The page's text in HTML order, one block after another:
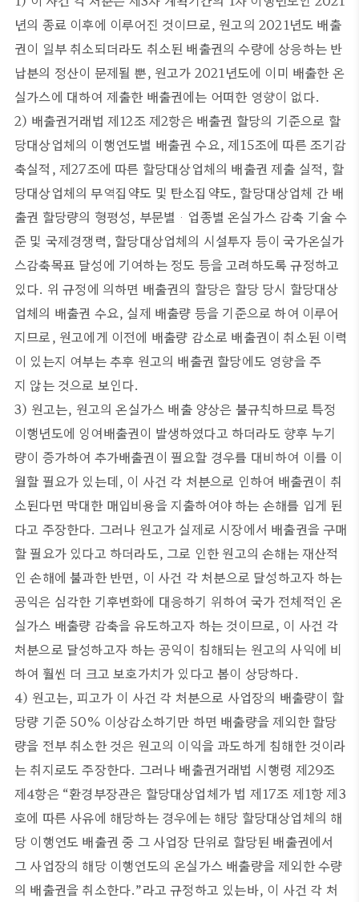
년의 종료 이후에 이루어진 것이므로, 원고의 2021년도 배출
권이 일부 취소되더라도 취소된 배출권의 수량에 상응하는 반
납분의 정산이 문제될 뿐, 원고가 2021년도에 이미 배출한 온
실가스에 대하여 제출한 배출권에는 어떠한 영향이 없다.
2) 배출권거래법 제12조 제2항은 배출권 할당의 기준으로 할
당대상업체의 이행연도별 배출권 수요, 제15조에 따른 조기감
축실적, 제27조에 따른 할당대상업체의 배출권 제출 실적, 할
당대상업체의 무역집약도 및 탄소집약도, 할당대상업체 간 배
출권 할당량의 형평성, 부문별ㆍ업종별 온실가스 감축 기술 수
준 및 국제경쟁력, 할당대상업체의 시설투자 등이 국가온실가
스감축목표 달성에 기여하는 정도 등을 고려하도록 규정하고
있다. 위 규정에 의하면 배출권의 할당은 할당 당시 할당대상
업체의 배출권 수요, 실제 배출량 등을 기준으로 하여 이루어
지므로, 원고에게 이전에 배출량 감소로 배출권이 취소된 이력
이 있는지 여부는 추후 원고의 배출권 할당에도 영향을 주
지 않는 것으로 보인다.
3) 원고는, 원고의 온실가스 배출 양상은 불규칙하므로 특정
이행년도에 잉여배출권이 발생하였다고 하더라도 향후 누기
량이 증가하여 추가배출권이 필요할 경우를 대비하여 이를 이
월할 필요가 있는데, 이 사건 각 처분으로 인하여 배출권이 취
소된다면 막대한 매입비용을 지출하여야 하는 손해를 입게 된
다고 주장한다. 그러나 원고가 실제로 시장에서 배출권을 구매
할 필요가 있다고 하더라도, 그로 인한 원고의 손해는 재산적
인 손해에 불과한 반면, 이 사건 각 처분으로 달성하고자 하는
공익은 심각한 기후변화에 대응하기 위하여 국가 전체적인 온
실가스 배출량 감축을 유도하고자 하는 것이므로, 이 사건 각
처분으로 달성하고자 하는 공익이 침해되는 원고의 사익에 비
하여 훨씬 더 크고 보호가치가 있다고 봄이 상당하다.
4) 원고는, 피고가 이 사건 각 처분으로 사업장의 배출량이 할
당량 기준 50% 이상감소하기만 하면 배출량을 제외한 할당
량을 전부 취소한 것은 원고의 이익을 과도하게 침해한 것이라
는 취지로도 주장한다. 그러나 배출권거래법 시행령 제29조
제4항은 “환경부장관은 할당대상업체가 법 제17조 제1항 제3
호에 따른 사유에 해당하는 경우에는 해당 할당대상업체의 해
당 이행연도 배출권 중 그 사업장 단위로 할당된 배출권에서
그 사업장의 해당 이행연도의 온실가스 배출량을 제외한 수량
의 배출권을 취소한다.”라고 규정하고 있는바, 이 사건 각 처